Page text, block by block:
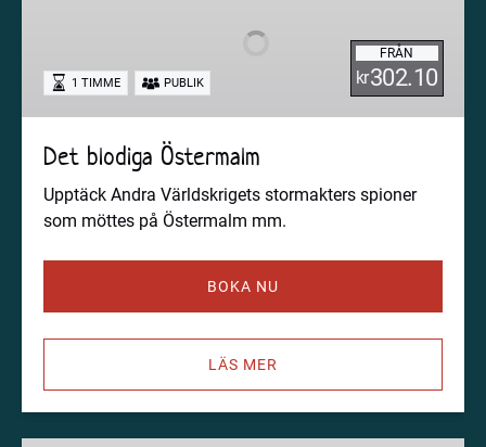
FRÅN
kr302.10
1 TIMME PUBLIK
Det blodiga Östermalm
Upptäck Andra Världskrigets stormakters spioner
som möttes på Östermalm mm.
BOKA NU
LÄS MER